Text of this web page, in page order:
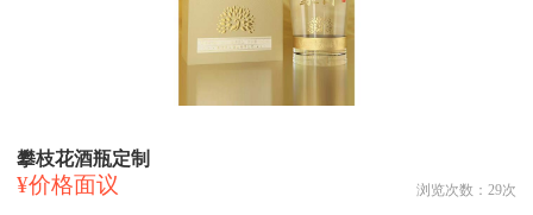
攀枝花酒瓶定制
¥价格面议 浏览次数： 29次